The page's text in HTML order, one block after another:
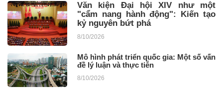
Văn kiện Đại hội XIV như một
"cẩm nang hành động": Kiến tạo
kỷ nguyên bứt phá
8/10/2026
Mô hình phát triển quốc gia: Một số vấn
đề lý luận và thực tiễn
8/10/2026